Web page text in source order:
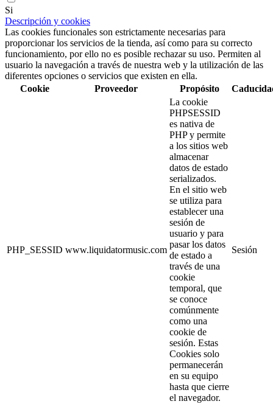
Si
Descripción y cookies
Las cookies funcionales son estrictamente necesarias para
proporcionar los servicios de la tienda, así como para su correcto
funcionamiento, por ello no es posible rechazar su uso. Permiten al
usuario la navegación a través de nuestra web y la utilización de las
diferentes opciones o servicios que existen en ella.
Cookie
Proveedor Propósito
PHP_SESSID www.liquidatormusic.com
La cookie
PHPSESSID
es nativa de
PHP y permite
a los sitios web
almacenar
datos de estado
serializados.
En el sitio web
se utiliza para
establecer una
sesión de
usuario y para
pasar los datos
de estado a
través de una
cookie
temporal, que
se conoce
comúnmente
como una
cookie de
sesión. Estas
Cookies solo
permanecerán
en su equipo
hasta que cierre
el navegador.
Sesión